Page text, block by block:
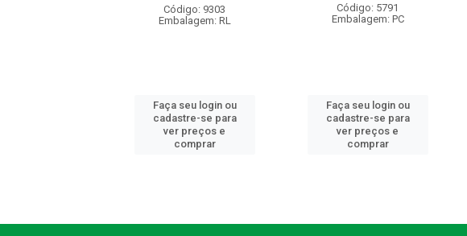
Código: 9303
Embalagem: RL
Faça seu login ou
cadastre-se para
ver preços e
comprar
Código: 5791
Embalagem: PC
Faça seu login ou
cadastre-se para
ver preços e
comprar